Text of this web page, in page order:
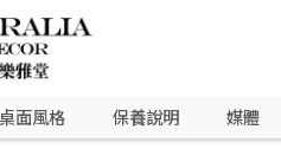
桌面風格 保養說明 媒體